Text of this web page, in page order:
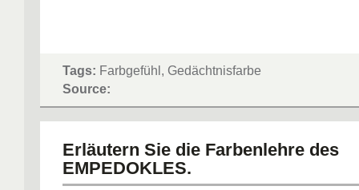
Tags: Farbgefühl, Gedächtnisfarbe
Source:
Erläutern Sie die Farbenlehre des
EMPEDOKLES.